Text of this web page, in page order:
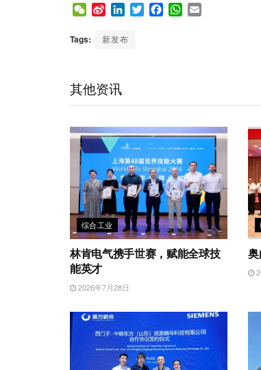
W
C
S
n
i
L
n
T
F
W
Tags: 新发布
其他资讯
综合工业
林肯电气携手世赛，赋能全球技
能英才
2026年7月28日